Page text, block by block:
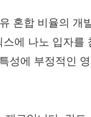
혼합 비율의 개
에 나노 입자를
성에 부정적인 영